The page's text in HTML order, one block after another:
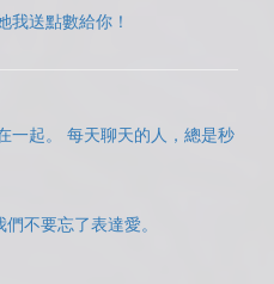
我送點數給你！
一起。 每天聊天的人，總是秒
不要忘了表達愛。